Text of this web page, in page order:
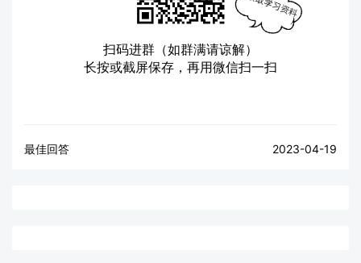
扫码进群（如群满请谅解）
长按或截屏保存，再用微信扫一扫
最佳回答 2023-04-19